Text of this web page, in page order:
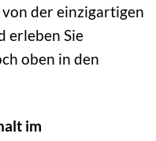
von der einzigartigen
erleben Sie
oben in den
im